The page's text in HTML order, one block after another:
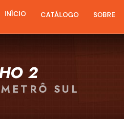
INÍCIO CATÁLOGO SOBRE
2
SUL